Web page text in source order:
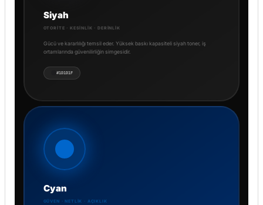
Siyah
OTORITE · KESINLIK · DERINLIK
Gücü ve kararlılığı temsil eder. Yüksek baskı kapasiteli siyah toner, iş
ortamlarında güvenilirliğin simgesidir.
#1D1D1F
Cyan
GÜVEN · NETLIK · AÇIKLIK